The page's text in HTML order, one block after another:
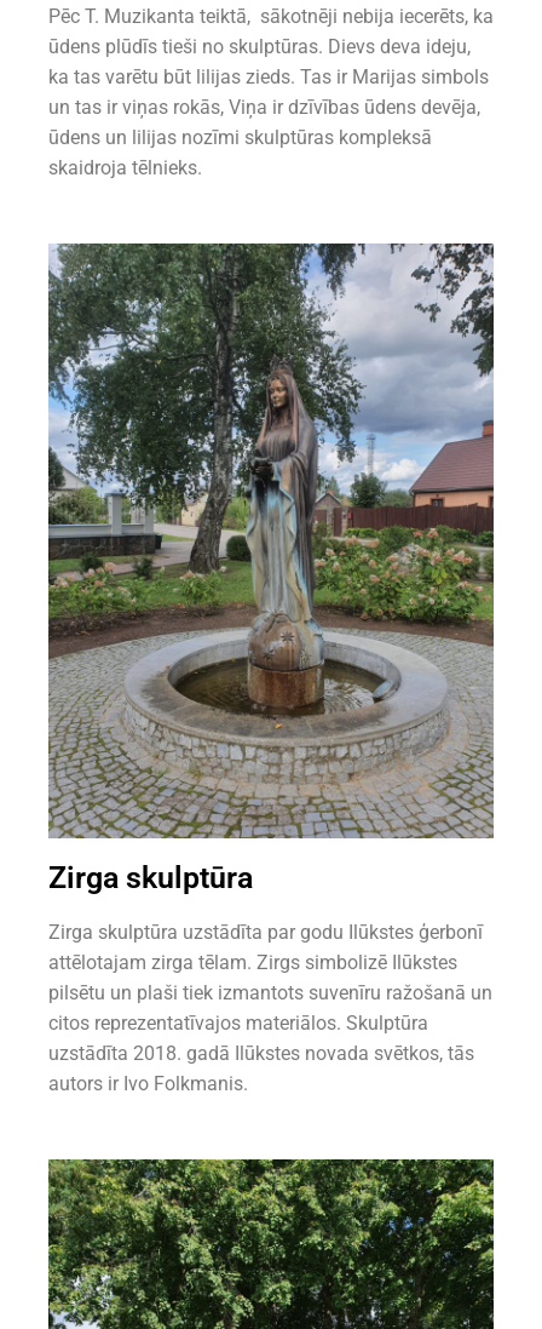
Pēc T. Muzikanta teiktā, sākotnēji nebija iecerēts, ka
ūdens plūdīs tieši no skulptūras. Dievs deva ideju,
ka tas varētu būt lilijas zieds. Tas ir Marijas simbols
un tas ir viņas rokās, Viņa ir dzīvības ūdens devēja,
ūdens un lilijas nozīmi skulptūras kompleksā
skaidroja tēlnieks.
Zirga skulptūra
Zirga skulptūra uzstādīta par godu Ilūkstes ģerbonī
attēlotajam zirga tēlam. Zirgs simbolizē Ilūkstes
pilsētu un plaši tiek izmantots suvenīru ražošanā un
citos reprezentatīvajos materiālos. Skulptūra
uzstādīta 2018. gadā Ilūkstes novada svētkos, tās
autors ir Ivo Folkmanis.